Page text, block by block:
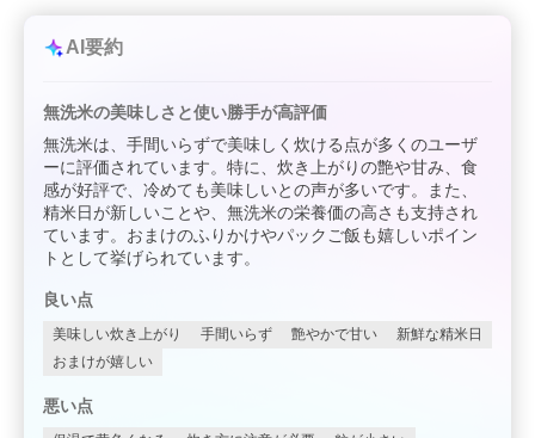
AI要約
無洗米の美味しさと使い勝手が高評価
無洗米は、手間いらずで美味しく炊ける点が多くのユーザ
ーに評価されています。特に、炊き上がりの艶や甘み、食
感が好評で、冷めても美味しいとの声が多いです。また、
精米日が新しいことや、無洗米の栄養価の高さも支持され
ています。おまけのふりかけやパックご飯も嬉しいポイン
トとして挙げられています。
良い点
美味しい炊き上がり 手間いらず 艶やかで甘い
新鮮な精米日
おまけが嬉しい
悪い点